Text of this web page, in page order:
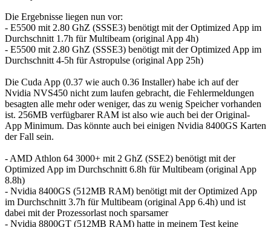
Die Ergebnisse liegen nun vor:
- E5500 mit 2.80 GhZ (SSSE3) benötigt mit der Optimized App im
Durchschnitt 1.7h für Multibeam (original App 4h)
- E5500 mit 2.80 GhZ (SSSE3) benötigt mit der Optimized App im
Durchschnitt 4-5h für Astropulse (original App 25h)
Die Cuda App (0.37 wie auch 0.36 Installer) habe ich auf der
Nvidia NVS450 nicht zum laufen gebracht, die Fehlermeldungen
besagten alle mehr oder weniger, das zu wenig Speicher vorhanden
ist. 256MB verfügbarer RAM ist also wie auch bei der Original-
App Minimum. Das könnte auch bei einigen Nvidia 8400GS Karten
der Fall sein.
- AMD Athlon 64 3000+ mit 2 GhZ (SSE2) benötigt mit der
Optimized App im Durchschnitt 6.8h für Multibeam (original App
8.8h)
- Nvidia 8400GS (512MB RAM) benötigt mit der Optimized App
im Durchschnitt 3.7h für Multibeam (original App 6.4h) und ist
dabei mit der Prozessorlast noch sparsamer
- Nvidia 8800GT (512MB RAM) hatte in meinem Test keine